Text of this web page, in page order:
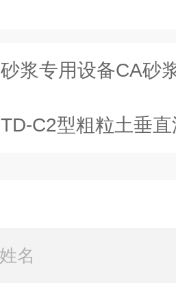
砂浆专用设备CA砂
TD-C2型粗粒土垂